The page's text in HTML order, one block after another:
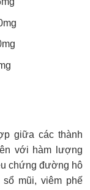
giữa các thành
với hàm lượng
chứng đường hô
mũi, viêm phế